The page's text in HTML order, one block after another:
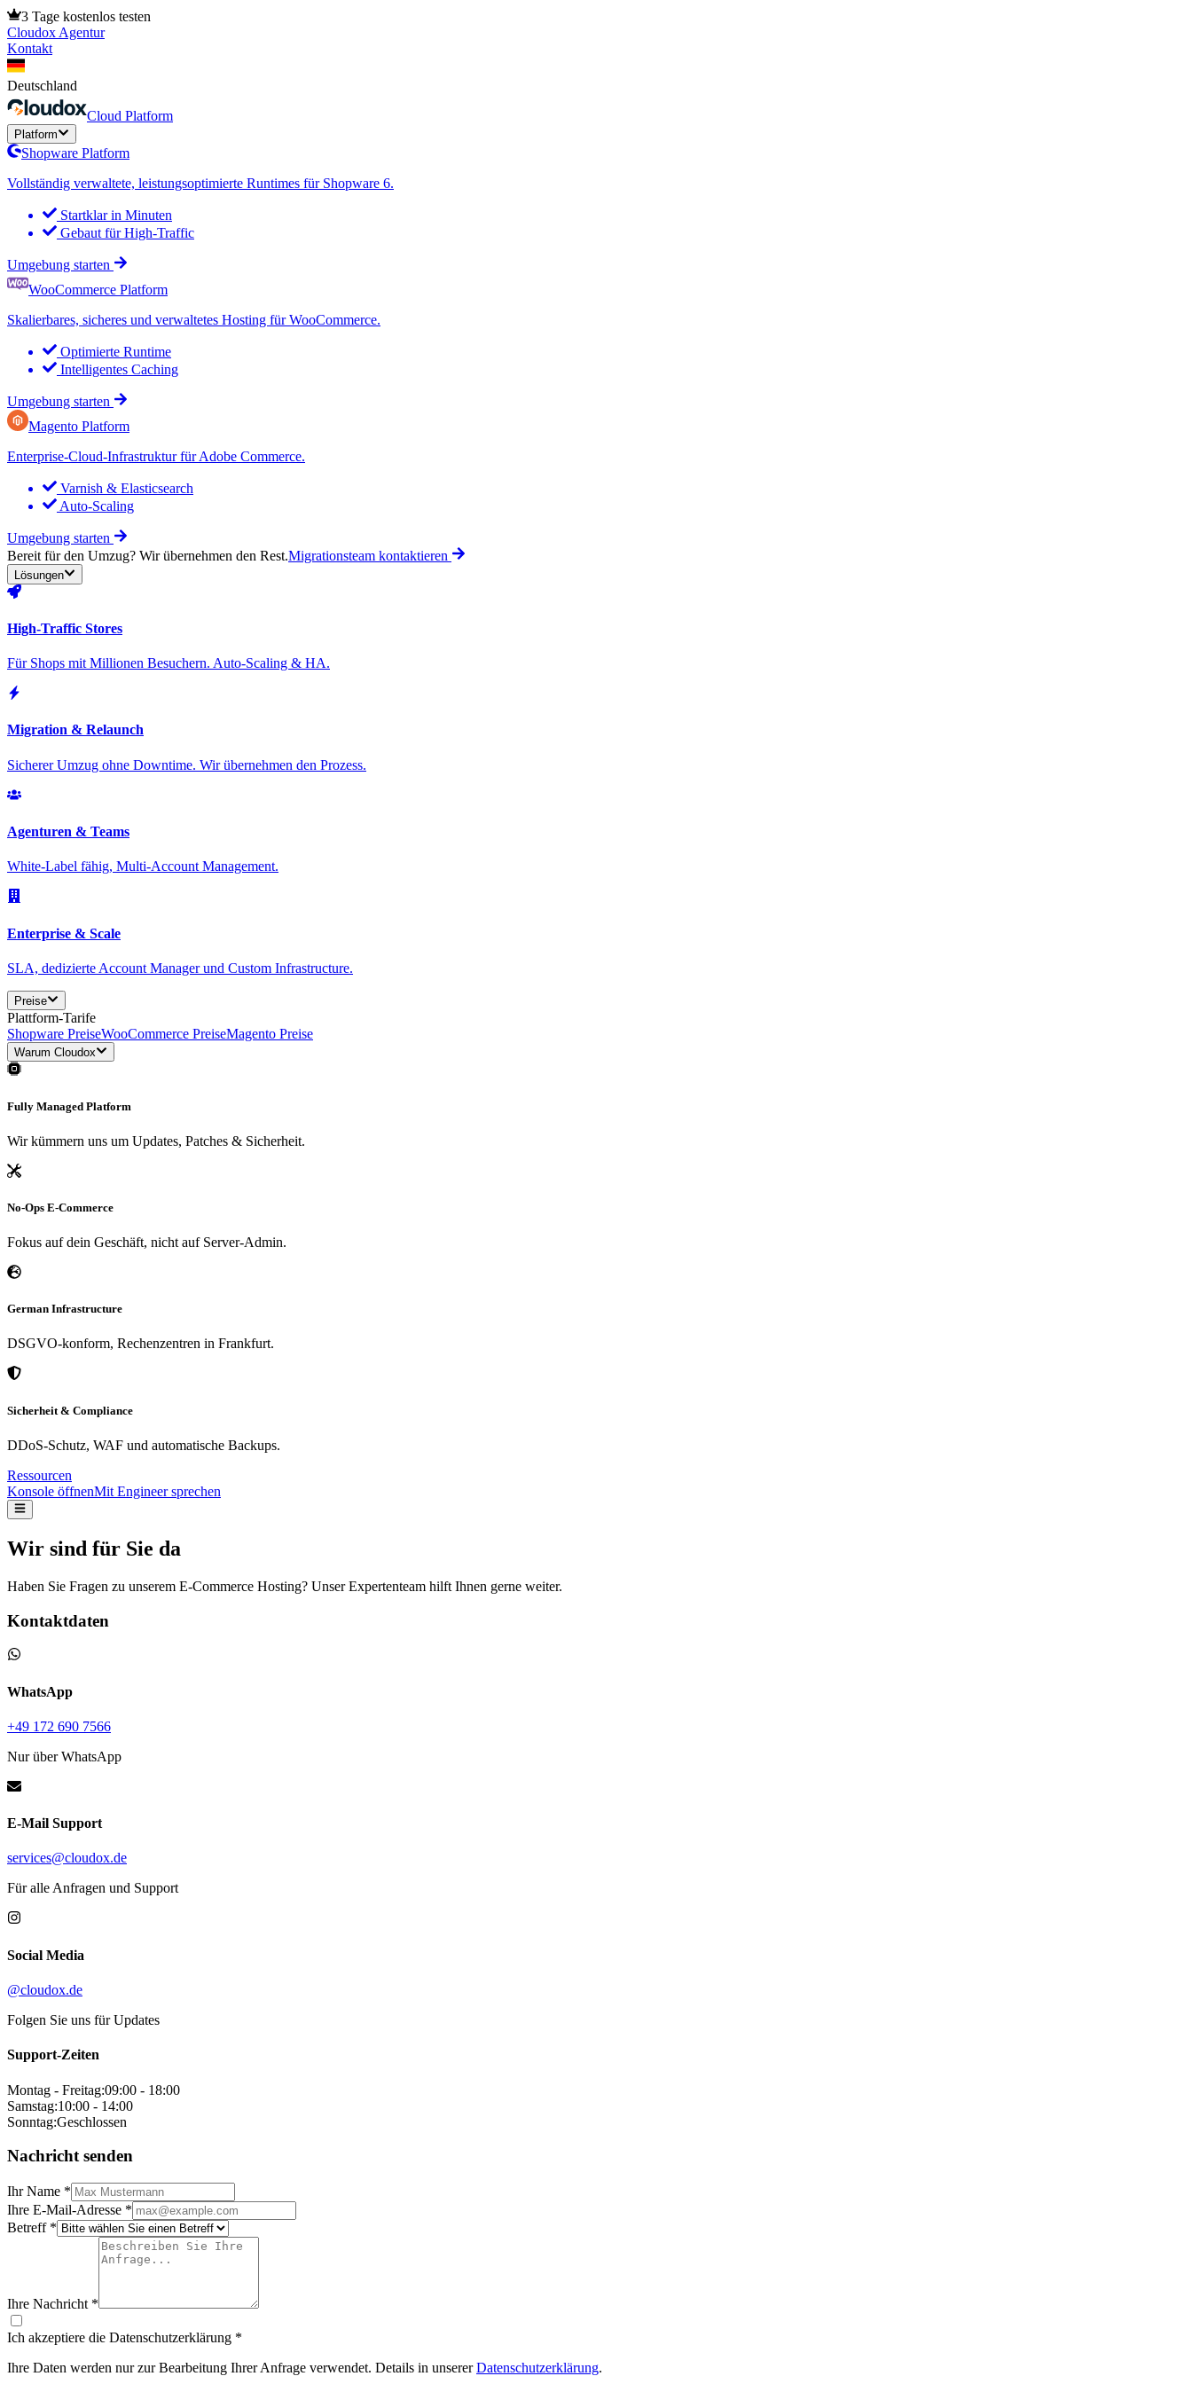
3 Tage kostenlos testen
Cloudox Agentur
Kontakt
Deutschland
Cloud Platform
Platform
Shopware Platform
Vollständig verwaltete, leistungsoptimierte Runtimes für Shopware 6.
Startklar in Minuten
Gebaut für High-Traffic
Umgebung starten
WooCommerce Platform
Skalierbares, sicheres und verwaltetes Hosting für WooCommerce.
Optimierte Runtime
Intelligentes Caching
Umgebung starten
Magento Platform
Enterprise-Cloud-Infrastruktur für Adobe Commerce.
Varnish & Elasticsearch
Auto-Scaling
Umgebung starten
Bereit für den Umzug? Wir übernehmen den Rest.Migrationsteam kontaktieren
Lösungen
High-Traffic Stores
Für Shops mit Millionen Besuchern. Auto-Scaling & HA.
Migration & Relaunch
Sicherer Umzug ohne Downtime. Wir übernehmen den Prozess.
Agenturen & Teams
White-Label fähig, Multi-Account Management.
Enterprise & Scale
SLA, dedizierte Account Manager und Custom Infrastructure.
Preise
Plattform-Tarife
Shopware PreiseWooCommerce PreiseMagento Preise
Warum Cloudox
Fully Managed Platform
Wir kümmern uns um Updates, Patches & Sicherheit.
No-Ops E-Commerce
Fokus auf dein Geschäft, nicht auf Server-Admin.
German Infrastructure
DSGVO-konform, Rechenzentren in Frankfurt.
Sicherheit & Compliance
DDoS-Schutz, WAF und automatische Backups.
Ressourcen
Konsole öffnenMit Engineer sprechen
Wir sind für Sie da
Haben Sie Fragen zu unserem E-Commerce Hosting? Unser Expertenteam hilft Ihnen gerne weiter.
Kontaktdaten
WhatsApp
+49 172 690 7566
Nur über WhatsApp
E-Mail Support
services@cloudox.de
Für alle Anfragen und Support
Social Media
@cloudox.de
Folgen Sie uns für Updates
Support-Zeiten
Montag - Freitag:09:00 - 18:00
Samstag:10:00 - 14:00
Sonntag:Geschlossen
Nachricht senden
Ihr Name *
Ihre E-Mail-Adresse *
Betreff *
Ihre Nachricht *
Ich akzeptiere die Datenschutzerklärung *
Ihre Daten werden nur zur Bearbeitung Ihrer Anfrage verwendet. Details in unsererDatenschutzerklärung.